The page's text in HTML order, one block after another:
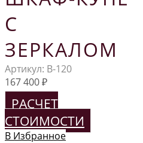
С
ЗЕРКАЛОМ
Артикул: В-120
167 400₽
РАСЧЕТ
СТОИМОСТИ
В Избранное